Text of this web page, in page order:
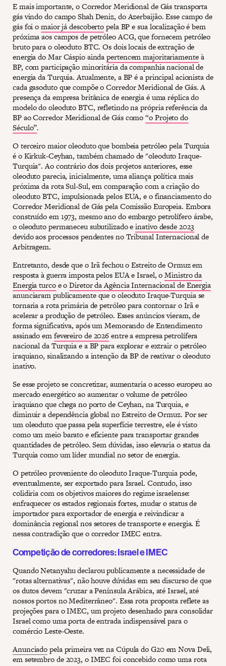
E mais importante, o Corredor Meridional de Gás transporta
gás vindo do campo Shah Deniz, do Azerbaijão. Esse campo de
gás foi omaior já descobertopela BP e sua localização é bem
próxima aos campos de petróleo ACG, que fornecem petróleo
bruto para o oleoduto BTC. Os dois locais de extração de
energia do Mar Cáspio aindapertencem majoritariamenteà
BP, com participação minoritária da companhia nacional de
energia da Turquia. Atualmente, a BP é a principal acionista de
cada gasoduto que compõe o Corredor Meridional de Gás. A
presença da empresa britânica de energia é uma réplica do
modelo do oleoduto BTC, refletindo na própria referência da
BP ao Corredor Meridional de Gás como“o Projeto do
Século”.
O terceiro maior oleoduto que bombeia petróleo pela Turquia
é o Kirkuk-Ceyhan, também chamado de "oleoduto Iraque-
Turquia". Ao contrário dos dois projetos anteriores, esse
oleoduto parecia, inicialmente, uma aliança política mais
próxima da rota Sul-Sul, em comparação com a criação do
oleoduto BTC, impulsionada pelos EUA, e o financiamento do
Corredor Meridional de Gás pela Comissão Europeia. Embora
construído em 1973, mesmo ano do embargo petrolífero árabe,
o oleoduto permaneceu subutilizado einativo desde 2023
devido aos processos pendentes no Tribunal Internacional de
Arbitragem.
Entretanto, desde que o Irã fechou o Estreito de Ormuz em
resposta à guerra imposta pelos EUA e Israel, oMinistro da
Energia turcoe oDiretor da Agência Internacional de Energia
anunciaram publicamente que o oleoduto Iraque-Turquia se
tornaria a rota primária de petróleo para contornar o Irã e
acelerar a produção de petróleo. Esses anúncios vieram, de
forma significativa, após um Memorando de Entendimento
assinado emfevereiro de 2026entre a empresa petrolífera
nacional da Turquia e a BP para explorar e extrair o petróleo
iraquiano, sinalizando a intenção da BP de reativar o oleoduto
inativo.
Se esse projeto se concretizar, aumentaria o acesso europeu ao
mercado energético ao aumentar o volume de petróleo
iraquiano que chega no porto de Ceyhan, na Turquia, e
diminuir a dependência global no Estreito de Ormuz. Por ser
um oleoduto que passa pela superfície terrestre, ele é visto
como um meio barato e eficiente para transportar grandes
quantidades de petróleo. Sem dúvidas, isso elevaria o status da
Turquia como um líder mundial no setor de energia.
O petróleo proveniente do oleoduto Iraque-Turquia pode,
eventualmente, ser exportado para Israel. Contudo, isso
colidiria com os objetivos maiores do regime israelense:
enfraquecer os estados regionais fortes, mudar o status de
importador para exportador de energia e reivindicar a
dominância regional nos setores de transporte e energia. É
nessa contradição que o corredor IMEC entra.
Competição de corredores: Israel e IMEC
Quando Netanyahu declarou publicamente a necessidade de
"rotas alternativas", não houve dúvidas em seu discurso de que
os dutos devem "cruzar a Península Arábica, até Israel, até
nossos portos no Mediterrâneo". Essa rota proposta reflete as
projeções para o IMEC, um projeto desenhado para consolidar
Israel como uma porta de entrada indispensável para o
comércio Leste-Oeste.
Anunciadopela primeira vez na Cúpula do G20 em Nova Deli,
em setembro de 2023, o IMEC foi concebido como uma rota